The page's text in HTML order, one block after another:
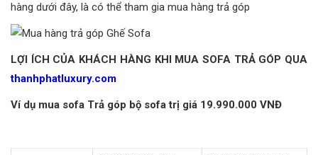
hàng dưới đây, là có thể tham gia mua hàng trả góp
LỢI ÍCH CỦA KHÁCH HÀNG KHI MUA SOFA TRẢ GÓP QUA
thanhphatluxury.com
Ví dụ mua sofa Trả góp bộ sofa trị giá 19.990.000 VNĐ